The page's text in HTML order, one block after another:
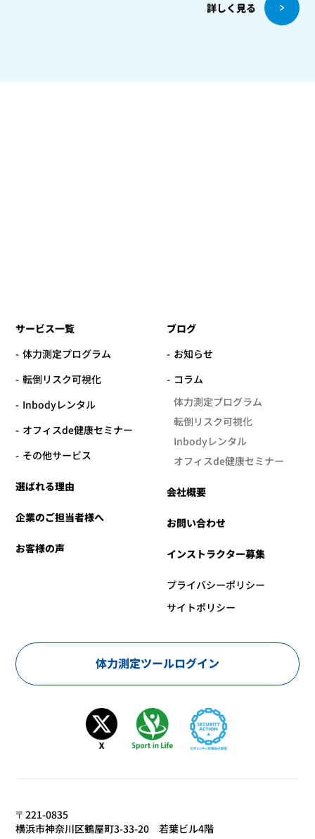
詳しく見る
サービス一覧
体力測定プログラム
転倒リスク可視化
Inbodyレンタル
オフィスde健康セミナー
その他サービス
選ばれる理由
企業のご担当者様へ
お客様の声
ブログ
お知らせ
コラム
体力測定プログラム
転倒リスク可視化
Inbodyレンタル
オフィスde健康セミナー
会社概要
お問い合わせ
インストラクター募集
プライバシーポリシー
サイトポリシー
体力測定ツールログイン
〒221-0835
横浜市神奈川区鶴屋町3-33-20 若葉ビル4階